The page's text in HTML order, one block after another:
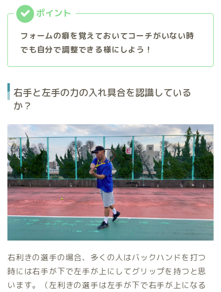
フォームの癖を覚えておいてコーチがいない時
でも自分で調整できる様にしよう！
右手と左手の力の入れ具合を認識している
か？
右利きの選手の場合、多くの人はバックハンドを打つ
時には右手が下で左手が上にしてグリップを持つと思
います。（左利きの選手は左手が下で右手が上になる